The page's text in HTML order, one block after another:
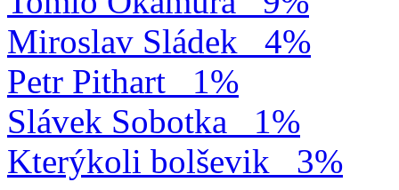
Miroslav Sládek
4%
Petr Pithart
1%
Slávek Sobotka
1%
Kterýkoli bolševik
3%